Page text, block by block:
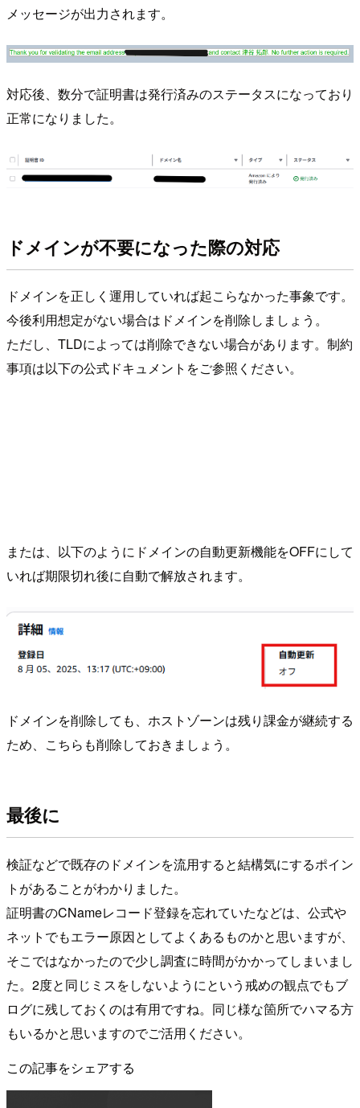
メッセージが出力されます。
対応後、数分で証明書は発行済みのステータスになっており
正常になりました。
ドメインが不要になった際の対応
ドメインを正しく運用していれば起こらなかった事象です。
今後利用想定がない場合はドメインを削除しましょう。
ただし、TLDによっては削除できない場合があります。制約
事項は以下の公式ドキュメントをご参照ください。
または、以下のようにドメインの自動更新機能をOFFにして
いれば期限切れ後に自動で解放されます。
ドメインを削除しても、ホストゾーンは残り課金が継続する
ため、こちらも削除しておきましょう。
最後に
検証などで既存のドメインを流用すると結構気にするポイン
トがあることがわかりました。
証明書のCNameレコード登録を忘れていたなどは、公式や
ネットでもエラー原因としてよくあるものかと思いますが、
そこではなかったので少し調査に時間がかかってしまいまし
た。2度と同じミスをしないようにという戒めの観点でもブ
ログに残しておくのは有用ですね。同じ様な箇所でハマる方
もいるかと思いますのでご活用ください。
この記事をシェアする